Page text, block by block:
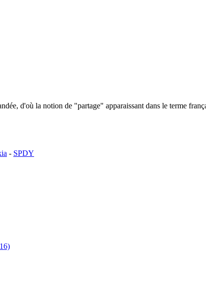
d'où la notion de "partage" apparaissant dans le terme
- SPDY